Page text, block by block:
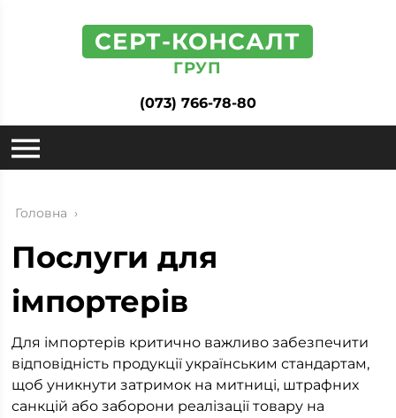
СЕРТ-КОНСАЛТ
ГРУП
(073) 766-78-80
Головна ›
Послуги для
імпортерів
Для імпортерів критично важливо забезпечити
відповідність продукції українським стандартам,
щоб уникнути затримок на митниці, штрафних
санкцій або заборони реалізації товару на